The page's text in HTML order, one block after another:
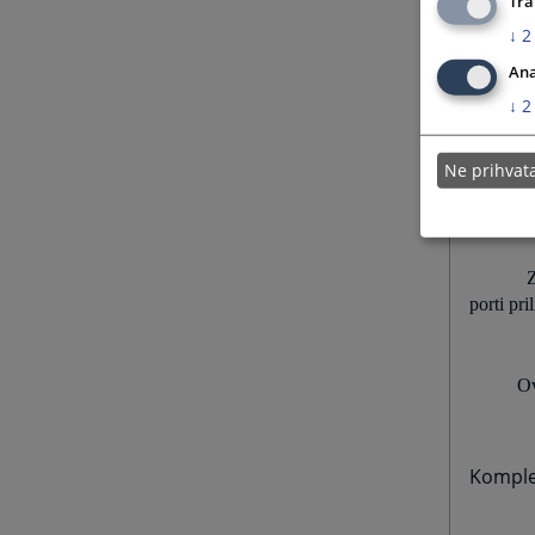
07.30
porti
↓ 2
↓ 2
Ne